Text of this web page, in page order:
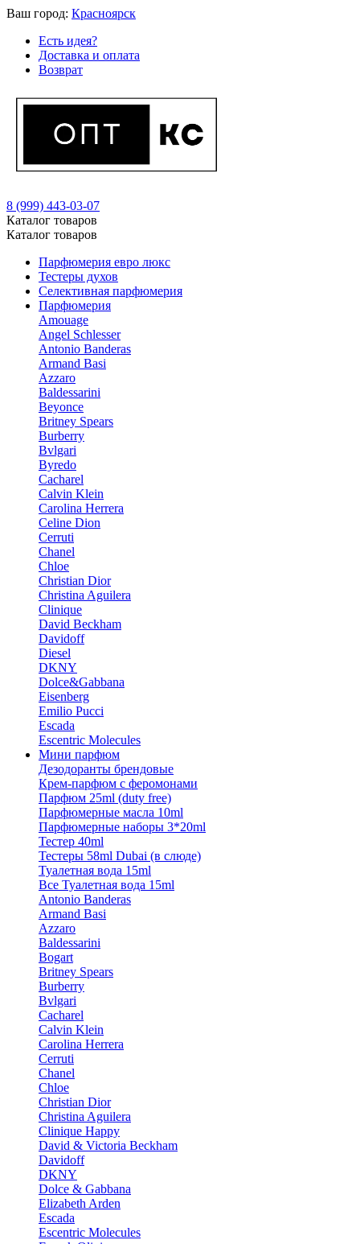
Ваш город: Красноярск
Есть идея?
Доставка и оплата
Возврат
8 (999) 443-03-07
Каталог товаров
Каталог товаров
Парфюмерия евро люкс
Тестеры духов
Селективная парфюмерия
Парфюмерия
Amouage
Angel Schlesser
Antonio Banderas
Armand Basi
Azzaro
Baldessarini
Beyonce
Britney Spears
Burberry
Bvlgari
Byredo
Cacharel
Calvin Klein
Carolina Herrera
Celine Dion
Cerruti
Chanel
Chloe
Christian Dior
Christina Aguilera
Clinique
David Beckham
Davidoff
Diesel
DKNY
Dolce&Gabbana
Eisenberg
Emilio Pucci
Escada
Escentric Molecules
Мини парфюм
Дезодоранты брендовые
Крем-парфюм с феромонами
Парфюм 25ml (duty free)
Парфюмерные масла 10ml
Парфюмерные наборы 3*20ml
Тестер 40ml
Тестеры 58ml Dubai (в слюде)
Туалетная вода 15ml
Все Туалетная вода 15ml
Antonio Banderas
Armand Basi
Azzaro
Baldessarini
Bogart
Britney Spears
Burberry
Bvlgari
Cacharel
Calvin Klein
Carolina Herrera
Cerruti
Chanel
Chloe
Christian Dior
Christina Aguilera
Clinique Happy
David & Victoria Beckham
Davidoff
DKNY
Dolce & Gabbana
Elizabeth Arden
Escada
Escentric Molecules